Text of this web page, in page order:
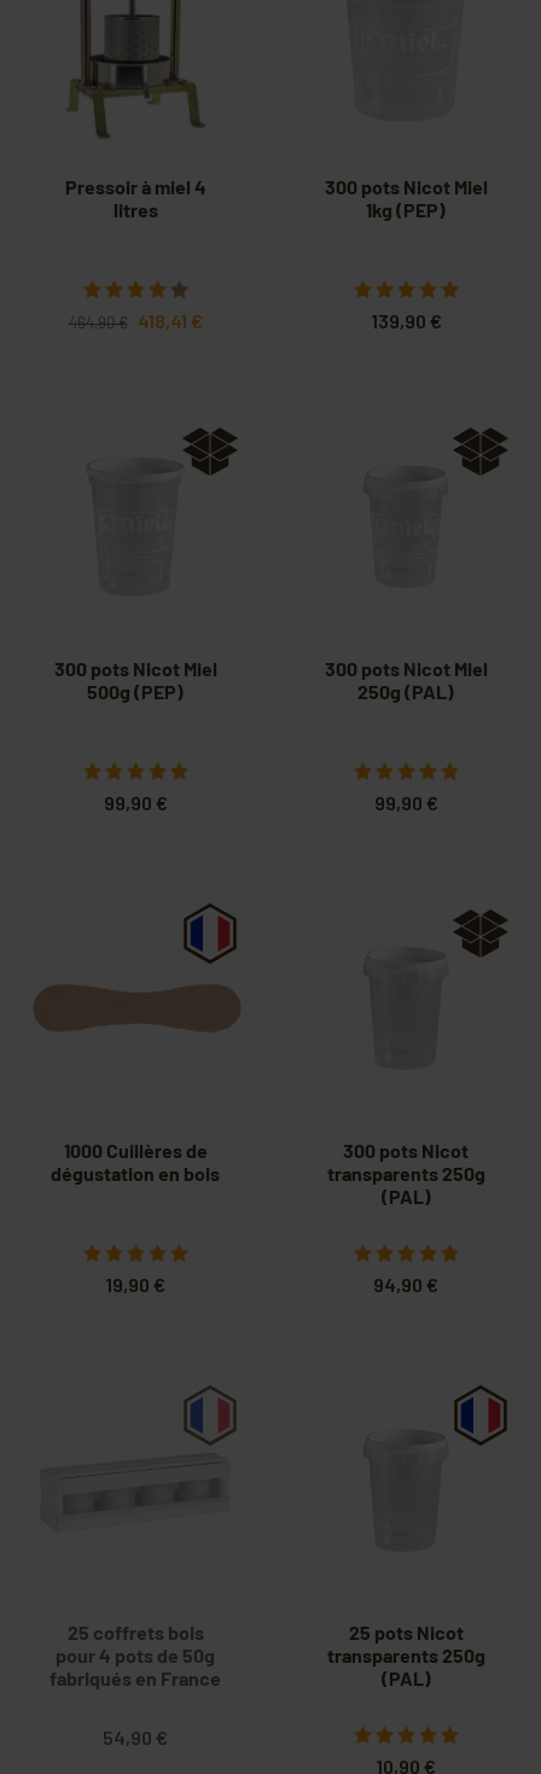
Pressoir à miel 4
litres
464,90 € 418,41 €
300 pots Nicot Miel
1kg (PEP)
139,90 €
300 pots Nicot Miel
500g (PEP)
99,90 €
300 pots Nicot Miel
250g (PAL)
99,90 €
1000 Cuillères de
dégustation en bois
19,90 €
300 pots Nicot
transparents 250g
(PAL)
94,90 €
25 coffrets bois
pour 4 pots de 50g
fabriqués en France
54,90 €
25 pots Nicot
transparents 250g
(PAL)
10,90 €